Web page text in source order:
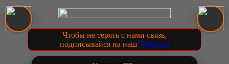
Чтобы не терять с нами связь,
подписывайся на наш Telegram